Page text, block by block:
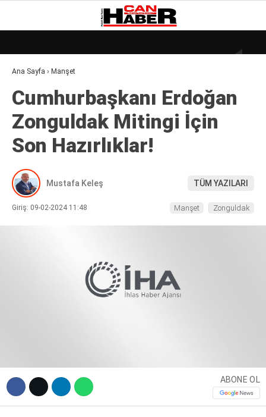
20.3°
GALERİ
DÜNYA
EKONOMI
GÜNDEM
KÜLÜR – SANAT
MAGAZIN
Ana Sayfa › Manşet
Cumhurbaşkanı Erdoğan
Zonguldak Mitingi İçin
Son Hazırlıklar!
Mustafa Keleş TÜM YAZILARI
Giriş: 09-02-2024 11:48 Manşet Zonguldak
ABONE OL